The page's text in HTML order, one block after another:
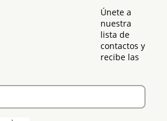
Únete a
nuestra
lista de
contactos y
recibe las